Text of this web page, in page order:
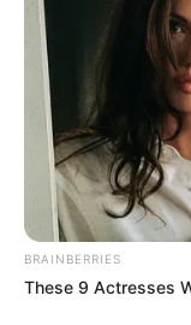
BRAINBERRIES
These 9 Actresses